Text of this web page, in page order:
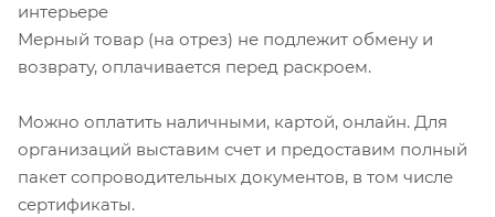
интерьере
Мерный товар (на отрез) не подлежит обмену и
возврату, оплачивается перед раскроем.
Можно оплатить наличными, картой, онлайн. Для
организаций выставим счет и предоставим полный
пакет сопроводительных документов, в том числе
сертификаты.